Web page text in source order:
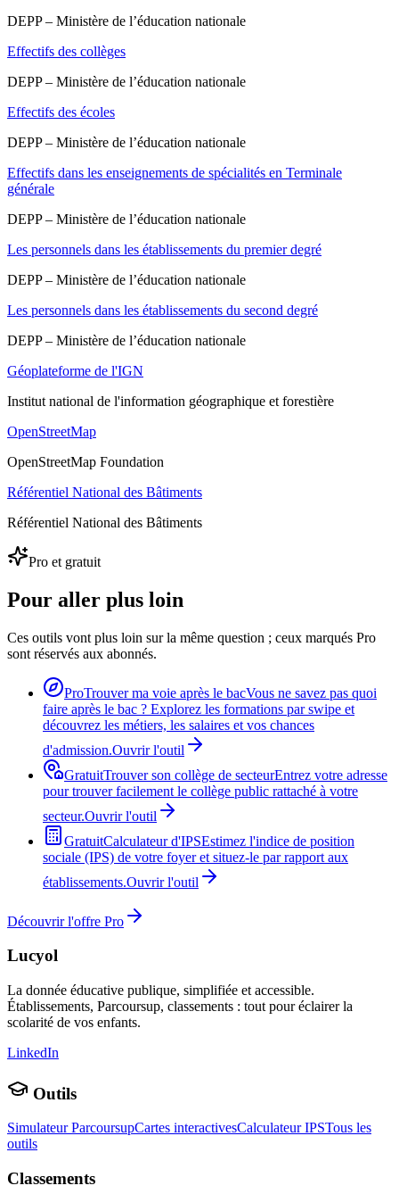
DEPP – Ministère de l’éducation nationale
Effectifs des collèges
DEPP – Ministère de l’éducation nationale
Effectifs des écoles
DEPP – Ministère de l’éducation nationale
Effectifs dans les enseignements de spécialités en Terminale
générale
DEPP – Ministère de l’éducation nationale
Les personnels dans les établissements du premier degré
DEPP – Ministère de l’éducation nationale
Les personnels dans les établissements du second degré
DEPP – Ministère de l’éducation nationale
Géoplateforme de l'IGN
Institut national de l'information géographique et forestière
OpenStreetMap
OpenStreetMap Foundation
Référentiel National des Bâtiments
Référentiel National des Bâtiments
Pro et gratuit
Pour aller plus loin
Ces outils vont plus loin sur la même question ; ceux marqués Pro
sont réservés aux abonnés.
ProTrouver ma voie après le bacVous ne savez pas quoi
faire après le bac ? Explorez les formations par swipe et
découvrez les métiers, les salaires et vos chances
d'admission.Ouvrir l'outil
GratuitTrouver son collège de secteurEntrez votre adresse
pour trouver facilement le collège public rattaché à votre
secteur.Ouvrir l'outil
GratuitCalculateur d'IPSEstimez l'indice de position
sociale (IPS) de votre foyer et situez-le par rapport aux
établissements.Ouvrir l'outil
Découvrir l'offre Pro
Lucyol
La donnée éducative publique, simplifiée et accessible.
Établissements, Parcoursup, classements : tout pour éclairer la
scolarité de vos enfants.
LinkedIn
Outils
Simulateur ParcoursupCartes interactivesCalculateur IPSTous les
outils
Classements